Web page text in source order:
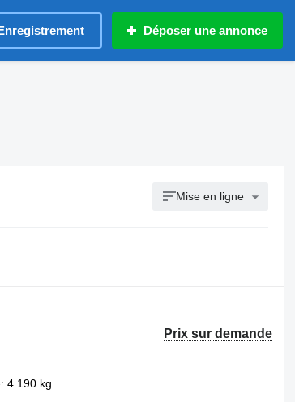
Déposer une annonce
Mise en ligne
Prix sur demande
4.190 kg